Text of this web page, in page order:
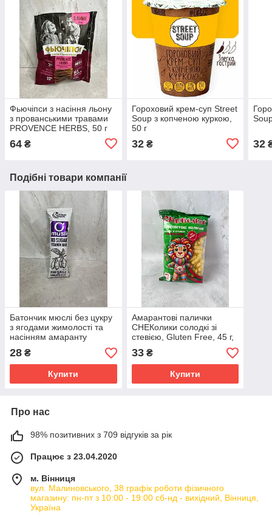
Фьючіпси з насіння льону
з прованськими травами
PROVENCE HERBS, 50 г
64 ₴
Гороховий крем-суп Street
Soup з копченою куркою,
50 г
32₴ 32
Подібні товари компанії
Батончик мюслі без цукру
з ягодами жимолості та
насінням амаранту
"Здоровий перекус", 25 г
28 ₴
Купити
Амарантові палички
СНЕКолики солодкі зі
стевією, Gluten Free, 45 г,
33₴
Купити
Про нас
98% позитивних з 709 відгуків за рік
Працює з 23.04.2020
м. Вінниця
вул. Малиновського, 38 графік роботи фізичного
магазину: пн-пт з 10:00 - 19:00 сб-нд - вихідний, Вінниця,
Україна